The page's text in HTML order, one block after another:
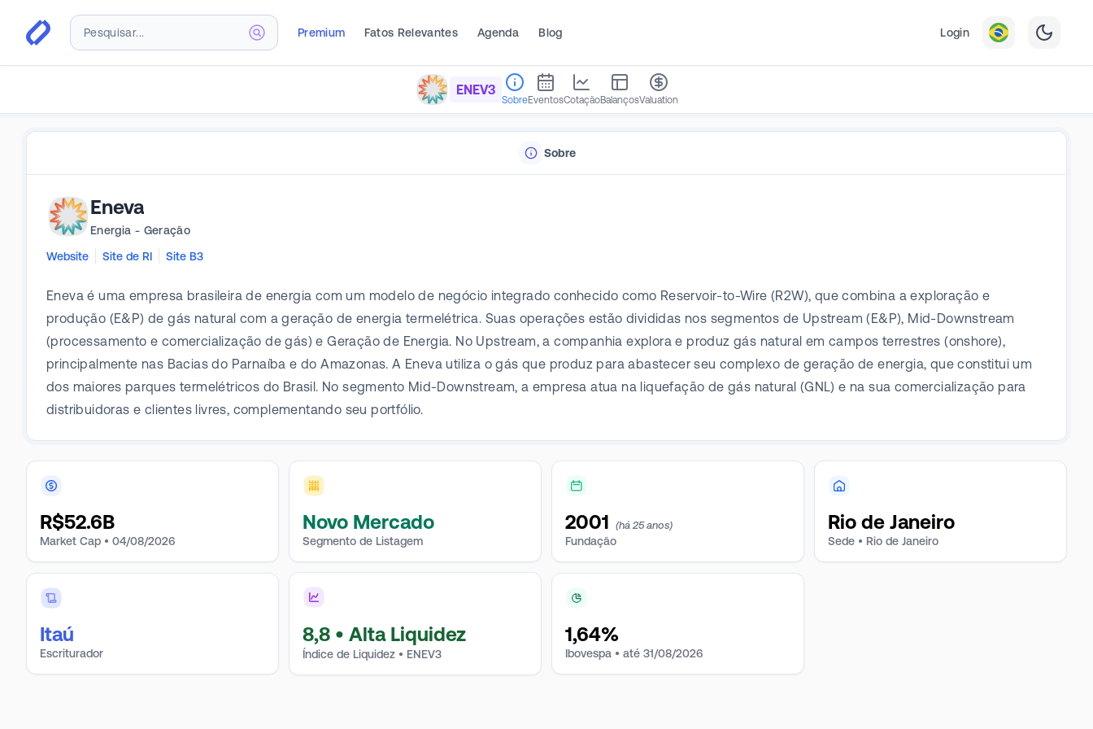
Premium Fatos Relevantes Agenda Blog Login
ENEV3
SobreEventosCotaçãoBalançosValuation
Sobre
Eneva
Energia - Geração
Website
Site de RI Site B3
Eneva é uma empresa brasileira de energia com um modelo de negócio integrado conhecido como Reservoir-to-Wire (R2W), que combina a exploração e
produção (E&P) de gás natural com a geração de energia termelétrica. Suas operações estão divididas nos segmentos de Upstream (E&P), Mid-Downstream
(processamento e comercialização de gás) e Geração de Energia. No Upstream, a companhia explora e produz gás natural em campos terrestres (onshore),
principalmente nas Bacias do Parnaíba e do Amazonas. A Eneva utiliza o gás que produz para abastecer seu complexo de geração de energia, que constitui um
dos maiores parques termelétricos do Brasil. No segmento Mid-Downstream, a empresa atua na liquefação de gás natural (GNL) e na sua comercialização para
distribuidoras e clientes livres, complementando seu portfólio.
R$52.6B
Market Cap • 04/08/2026
Novo Mercado
Segmento de Listagem
2001 (há 25 anos)
Fundação
Rio de Janeiro
Sede • Rio de Janeiro
Itaú
Escriturador
8,8 • Alta Liquidez
Índice de Liquidez • ENEV3
1,64%
Ibovespa • até 31/08/2026